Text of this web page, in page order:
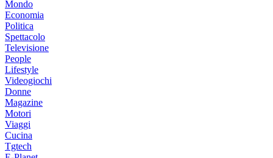
Mondo
Economia
Politica
Spettacolo
Televisione
People
Lifestyle
Videogiochi
Donne
Magazine
Motori
Viaggi
Cucina
Tgtech